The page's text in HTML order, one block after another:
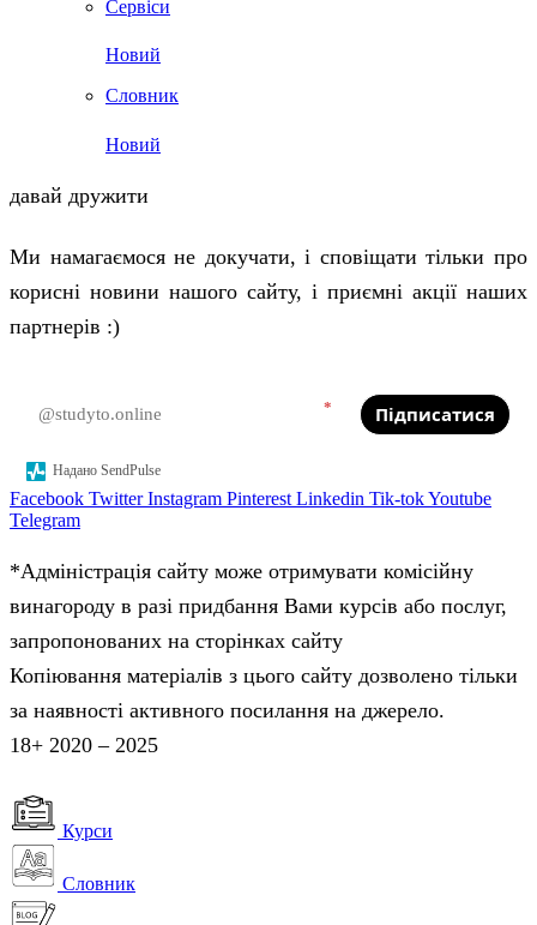
Сервіси
Новий
Словник
Новий
давай дружити
Ми намагаємося не докучати, і сповіщати тільки про
корисні новини нашого сайту, і приємні акції наших
партнерів :)
* Підписатися
Надано SendPulse
Facebook Twitter Instagram Pinterest Linkedin Tik-tokYoutube
Telegram
*Адміністрація сайту може отримувати комісійну
винагороду в разі придбання Вами курсів або послуг,
запропонованих на сторінках сайту
Копіювання матеріалів з цього сайту дозволено тільки
за наявності активного посилання на джерело.
18+ 2020 – 2025
Курси
Словник